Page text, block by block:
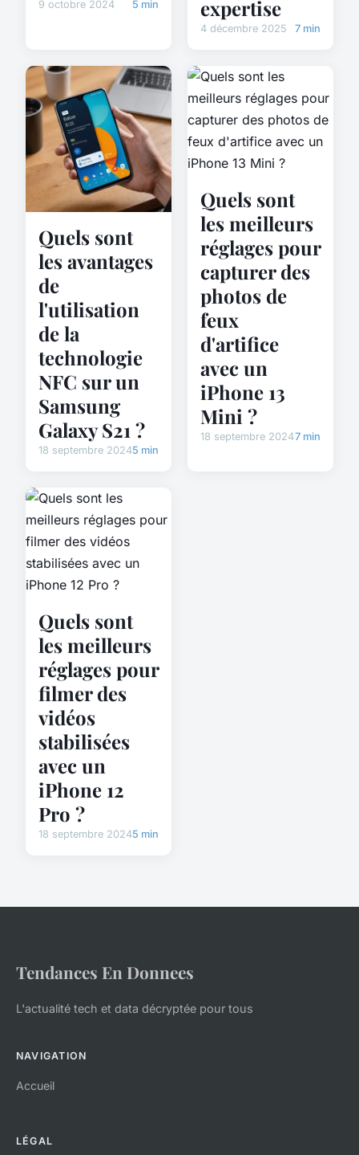
9 octobre 2024 5 min
expertise
4 décembre 2025 7 min
Quels sont
les avantages
de
l'utilisation
de la
technologie
NFC sur un
Samsung
Galaxy S21 ?
18 septembre 20245 min
Quels sont
les meilleurs
réglages pour
capturer des
photos de
feux
d'artifice
avec un
iPhone 13
Mini ?
18 septembre 20247 min
Quels sont
les meilleurs
réglages pour
filmer des
vidéos
stabilisées
avec un
iPhone 12
Pro ?
18 septembre 20245 min
Tendances En Donnees
L'actualité tech et data décryptée pour tous
NAVIGATION
Accueil
LÉGAL